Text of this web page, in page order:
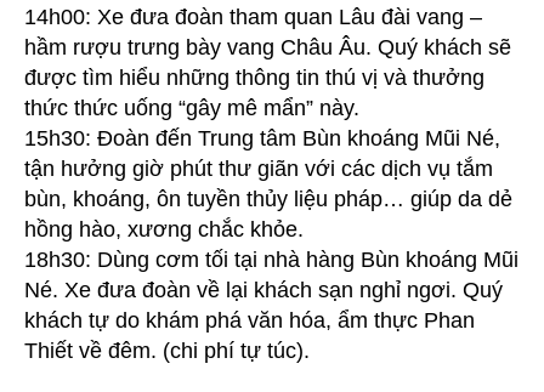
14h00: Xe đưa đoàn tham quan Lâu đài vang –
hầm rượu trưng bày vang Châu Âu. Quý khách sẽ
được tìm hiểu những thông tin thú vị và thưởng
thức thức uống “gây mê mẩn” này.
15h30: Đoàn đến Trung tâm Bùn khoáng Mũi Né,
tận hưởng giờ phút thư giãn với các dịch vụ tắm
bùn, khoáng, ôn tuyền thủy liệu pháp… giúp da dẻ
hồng hào, xương chắc khỏe.
18h30: Dùng cơm tối tại nhà hàng Bùn khoáng Mũi
Né. Xe đưa đoàn về lại khách sạn nghỉ ngơi. Quý
khách tự do khám phá văn hóa, ẩm thực Phan
Thiết về đêm. (chi phí tự túc).